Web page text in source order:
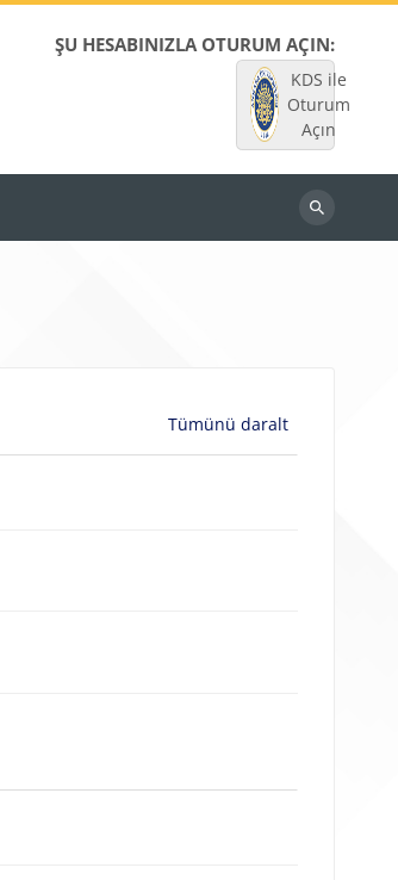
ŞU HESABINIZLA OTURUM AÇIN:
KDS ile
Oturum
Açın
Dersleri
Tümünü daralt